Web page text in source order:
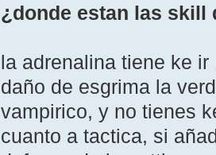
¿donde estan las skill
la adrenalina tiene ke
daño de esgrima la
vampirico, y no tienes
cuanto a tactica, si